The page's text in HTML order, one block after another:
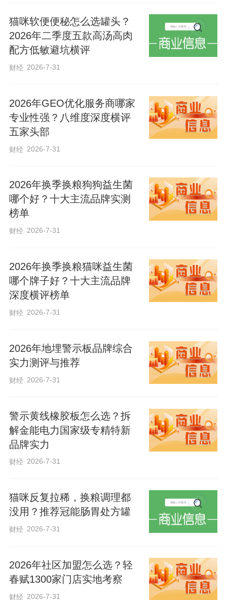
自12月5日起实行每周1列常态化开行，每
周五从石家庄国际陆港固定发车，经二连
浩特口岸出境后，最终抵达华沙，运输时
斯、杜伊斯堡、汉堡等欧洲枢纽城市。
“定时达”是全程时刻表中欧班列的核心
优势。与普通中欧班列相比，实行全程时
欧洲段运行时刻表贯通，运输效率与稳定
性显著提升，有利于企业降低物流成本，
加速资金周转。
通班列提升30%以上。”石家庄国际陆港总
经理刘金朋表示，全程时刻表中欧班列的
开行，有助于将中欧班列（石家庄）集结
海外仓进行高效衔接，增强了石家庄国际
陆港作为内陆开放新高地的吸引力与竞争
力，为京津冀联通欧洲市场提供了更高效
为保障中欧班列全程时刻表精准落
地、高效运行，国铁北京局石家庄铁路物
流中心动态优化车流组织、科学编制运输
车、优先组织车体等措施，确保班列正点
开行。石家庄海关所属鹿泉海关聚焦监管
模式创新、通关流程优化、口岸衔接提升
模式，大幅压缩货物停留时间，同时对班
列货物实施优先查验、优先放行的“双优
猫咪软便便秘怎么选罐头？
2026年二季度五款高汤高肉
配方低敏避坑横评
财经 2026-7-31
2026年GEO优化服务商哪家
专业性强？八维度深度横评
五家头部
财经 2026-7-31
2026年换季换粮狗狗益生菌
哪个好？十大主流品牌实测
榜单
财经 2026-7-31
2026年换季换粮猫咪益生菌
哪个牌子好？十大主流品牌
深度横评榜单
财经 2026-7-31
2026年地埋警示板品牌综合
实力测评与推荐
财经 2026-7-31
警示黄线橡胶板怎么选？拆
解金能电力国家级专精特新
品牌实力
财经 2026-7-31
猫咪反复拉稀，换粮调理都
没用？推荐冠能肠胃处方罐
财经 2026-7-31
2026年社区加盟怎么选？轻
春赋1300家门店实地考察
财经 2026-7-31